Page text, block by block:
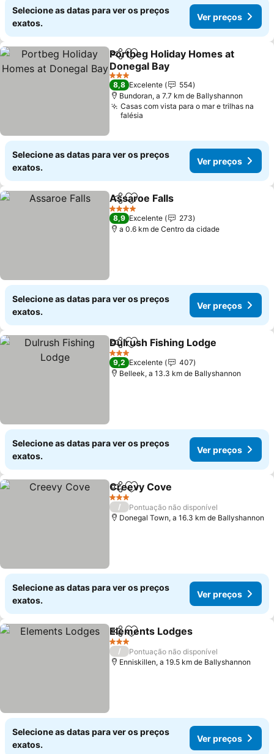
Selecione as datas para ver os preços
exatos.
Ver preços
PartilharAdicionar aos favoritos
Portbeg Holiday Homes at
Donegal Bay
Ver preços
3 Estrelas
8,8 Excelente
554
Bundoran, a 7.7 km de Ballyshannon
Casas com vista para o mar e trilhas na
falésia
Selecione as datas para ver os preços
exatos.
Ver preços
PartilharAdicionar aos favoritos
Assaroe Falls
4 Estrelas
8,9 Excelente
273
a 0.6 km de Centro da cidade
Selecione as datas para ver os preços
exatos.
Ver preços
PartilharAdicionar aos favoritos
Dulrush Fishing Lodge
3 Estrelas
9,2 Excelente
407
Belleek, a 13.3 km de Ballyshannon
Selecione as datas para ver os preços
exatos.
Ver preços
PartilharAdicionar aos favoritos
Creevy Cove
3 Estrelas
/
Pontuação não disponível
Donegal Town, a 16.3 km de Ballyshannon
Selecione as datas para ver os preços
exatos.
Ver preços
PartilharAdicionar aos favoritos
Elements Lodges
3 Estrelas
/
Pontuação não disponível
Enniskillen, a 19.5 km de Ballyshannon
Selecione as datas para ver os preços
exatos.
Ver preços